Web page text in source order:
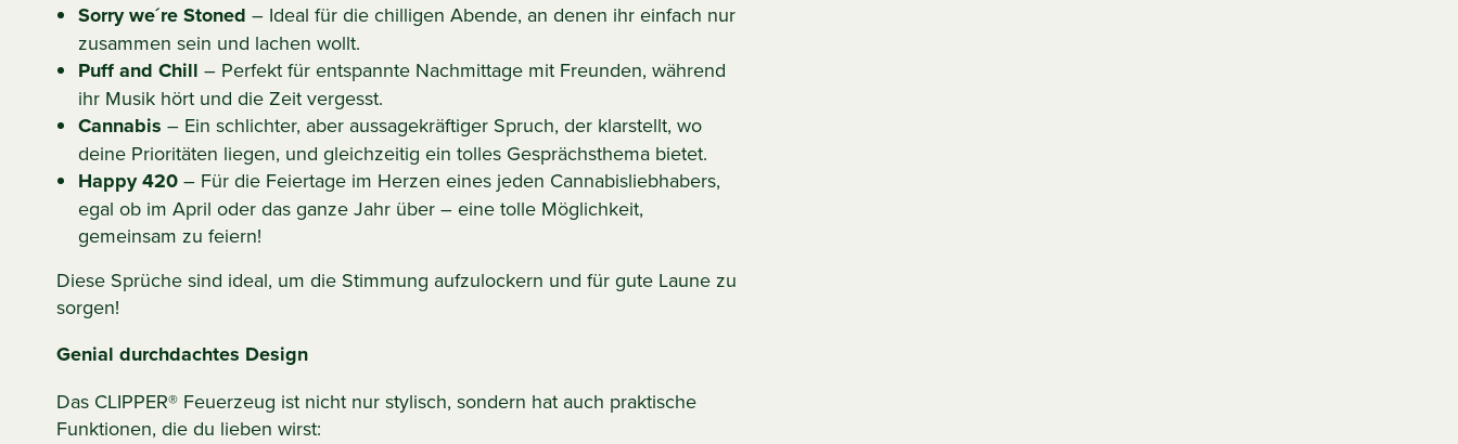
Sorry we´re Stoned – Ideal für die chilligen Abende, an denen ihr einfach nur
zusammen sein und lachen wollt.
Puff and Chill – Perfekt für entspannte Nachmittage mit Freunden, während
ihr Musik hört und die Zeit vergesst.
Cannabis – Ein schlichter, aber aussagekräftiger Spruch, der klarstellt, wo
deine Prioritäten liegen, und gleichzeitig ein tolles Gesprächsthema bietet.
Happy 420 – Für die Feiertage im Herzen eines jeden Cannabisliebhabers,
egal ob im April oder das ganze Jahr über – eine tolle Möglichkeit,
gemeinsam zu feiern!
Diese Sprüche sind ideal, um die Stimmung aufzulockern und für gute Laune zu
sorgen!
Genial durchdachtes Design
Das CLIPPER® Feuerzeug ist nicht nur stylisch, sondern hat auch praktische
Funktionen, die du lieben wirst: